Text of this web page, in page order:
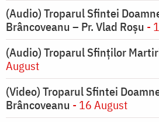
(Audio) Troparul Sfintei
Brâncoveanu – Pr. Vlad Roșu -
(Audio) Troparul Sfinților
August
(Video) Troparul Sfintei
Brâncoveanu - 16 August